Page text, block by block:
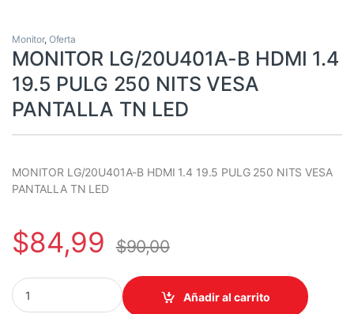
Monitor, Oferta
MONITOR LG/20U401A-B HDMI 1.4
19.5 PULG 250 NITS VESA
PANTALLA TN LED
MONITOR LG/20U401A-B HDMI 1.4 19.5 PULG 250 NITS VESA
PANTALLA TN LED
$84,99 $90,00
MONITOR LG/20U401A-B HDMI 1.4 19.5 PULG 250 NITS VESA
Añadir al carrito